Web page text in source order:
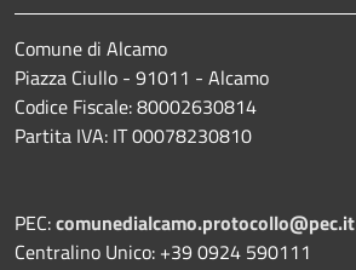
Comune di Alcamo
Piazza Ciullo - 91011 - Alcamo
Codice Fiscale: 80002630814
Partita IVA: IT 00078230810
PEC:comunedialcamo.protocollo@pec.it
Centralino Unico: +39 0924 590111